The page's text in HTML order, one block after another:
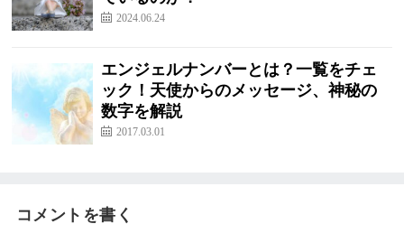
2024.06.24
エンジェルナンバーとは？一覧をチェ
ック！天使からのメッセージ、神秘の
数字を解説
2017.03.01
コメントを書く